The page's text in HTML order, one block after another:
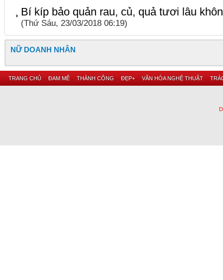
Bí kíp bảo quản rau, củ, quả tươi lâu
(Thứ Sáu, 23/03/2018 06:19)
NỮ DOANH NHÂN
TRANG CHỦ ĐAM MÊ THÀNH CÔNG ĐẸP+ VĂN HÓA NGHỆ THUẬT